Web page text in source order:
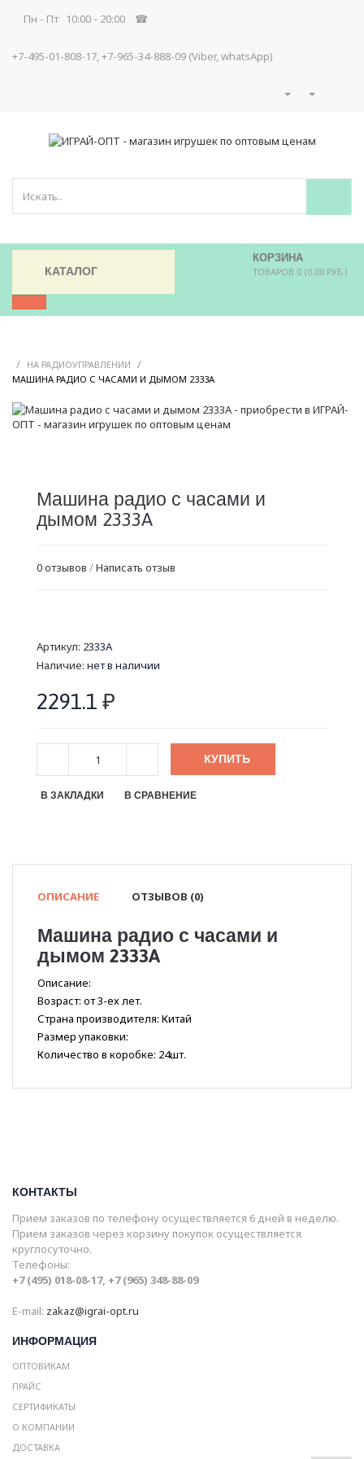
Пн - Пт 10:00 - 20:00 ☎
+7-495-01-808-17, +7-965-34-888-09 (Viber, whatsApp)
КОРЗИНА
ТОВАРОВ 0 (0.00 РУБ.)
КАТАЛОГ
/ НА РАДИОУПРАВЛЕНИИ /
МАШИНА РАДИО С ЧАСАМИ И ДЫМОМ 2333A
Машина радио с часами и
дымом 2333A
0 отзывов /Написать отзыв
Артикул: 2333A
Наличие: нет в наличии
2291.1 ₽
КУПИТЬ
В ЗАКЛАДКИ В СРАВНЕНИЕ
ОПИСАНИЕ ОТЗЫВОВ (0)
Машина радио с часами и
дымом 2333A
Описание:
Возраст: от 3-ех лет.
Страна производителя: Китай
Размер упаковки:
Количество в коробке: 24шт.
КОНТАКТЫ
Прием заказов по телефону осуществляется 6 дней в неделю.
Прием заказов через корзину покупок осуществляется
круглосуточно.
Телефоны:
+7 (495) 018-08-17, +7 (965) 348-88-09
E-mail: zakaz@igrai-opt.ru
ИНФОРМАЦИЯ
ОПТОВИКАМ
ПРАЙС
СЕРТИФИКАТЫ
О КОМПАНИИ
ДОСТАВКА